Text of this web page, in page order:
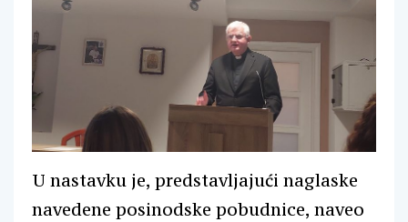
U nastavku je, predstavljajući naglaske
navedene posinodske pobudnice, naveo